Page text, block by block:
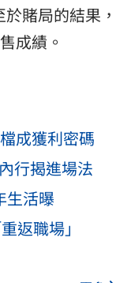
賭局的結果，
成績。
成獲利密碼
行揭進場法
活曝
返職場」